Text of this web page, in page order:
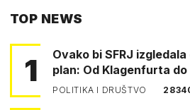
TOP NEWS
1
Ovako bi SFRJ
plan: Od Klagenfurta
POLITIKA I DRUŠTVO